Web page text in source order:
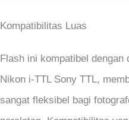
Kompatibilitas Luas
Flash ini kompatibel dengan
Nikon i-TTL Sony TTL,
sangat fleksibel bagi